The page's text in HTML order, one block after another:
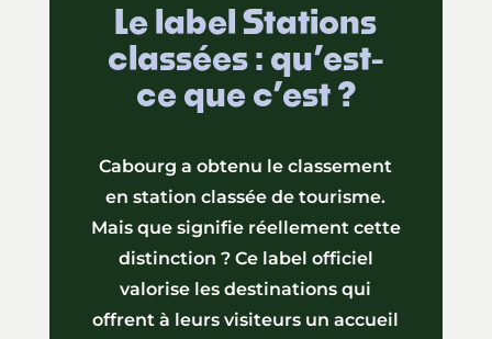
Le label Stations
classées : qu’est-
ce que c’est ?
Cabourg a obtenu le classement
en station classée de tourisme.
Mais que signifie réellement cette
distinction ? Ce label officiel
valorise les destinations qui
offrent à leurs visiteurs un accueil